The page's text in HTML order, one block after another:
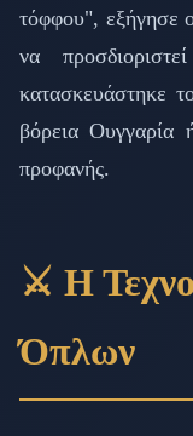
τόφφου", εξήγησε
να
κατασκευάστηκε
βόρεια Ουγγαρία
προφανής.
⚔️ Η
Όπλων